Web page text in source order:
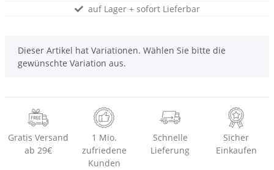
auf Lager + sofort Lieferbar
x
Dieser Artikel hat Variationen. Wählen Sie bitte die
gewünschte Variation aus.
Gratis Versand
ab 29€
1 Mio.
zufriedene
Kunden
Schnelle
Lieferung
Sicher
Einkaufen